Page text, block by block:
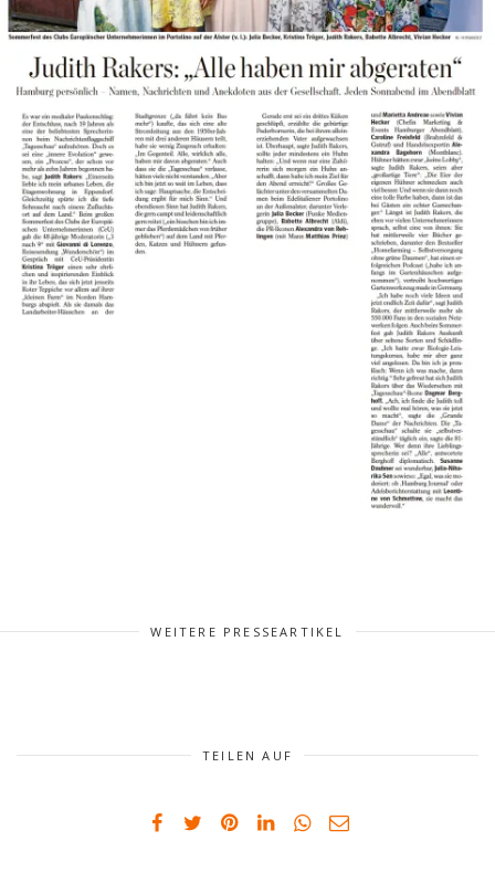
WEITERE PRESSEARTIKEL
TEILEN AUF